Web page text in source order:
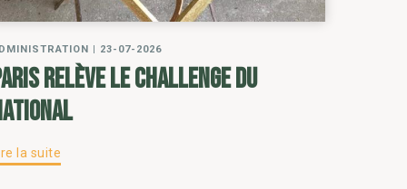
| 23-07-2026
relève le challenge du
la suite